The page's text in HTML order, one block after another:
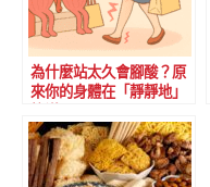
為什麼站太久會腳酸？原
來你的身體在「靜靜地」